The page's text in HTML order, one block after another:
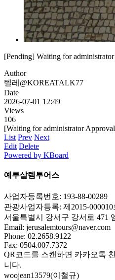
[Pending] Waiting for
Author
텔레@KOREATALK77
Date
2026-07-01 12:49
Views
106
[Waiting for administrator
List Prev Next
Edit Delete
Powered by KBoard
예루살렘투어스
사업자등록번호: 193-88-00289
관광사업자등록: 제2015-000010
서울특별시 강서구 강서로 471
Email: jerusalemtours@naver.com
Phone: 02.2658.9122
Fax: 0504.007.7372
QR코드를 스캔하면 카카오톡
니다.
woojean13579(이철규)